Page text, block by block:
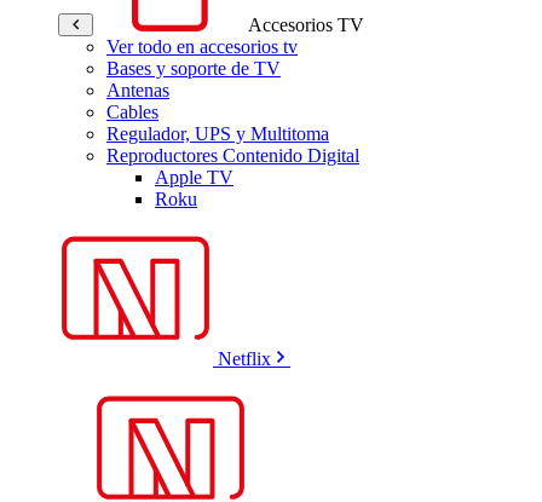
Accesorios TV
Ver todo en accesorios tv
Bases y soporte de TV
Antenas
Cables
Regulador, UPS y Multitoma
Reproductores Contenido Digital
Apple TV
Roku
Netflix